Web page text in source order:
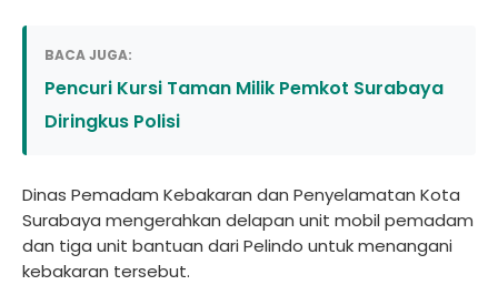
BACA JUGA:
Pencuri Kursi Taman Milik Pemkot Surabaya
Diringkus Polisi
Dinas Pemadam Kebakaran dan Penyelamatan Kota
Surabaya mengerahkan delapan unit mobil pemadam
dan tiga unit bantuan dari Pelindo untuk menangani
kebakaran tersebut.